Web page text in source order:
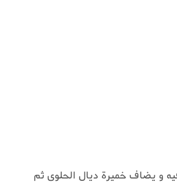
و يضاف خميرة ديال الحلوى ثم